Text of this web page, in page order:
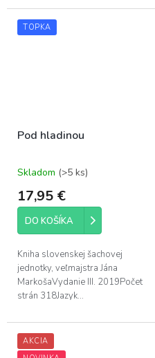
TOPKA
Pod hladinou
Priemerné
produktu
je
5,0
5
hviezdičiek.
Skladom (>5 ks)
17,95 €
DO KOŠÍKA
Kniha slovenskej šachovej
jednotky, veľmajstra Jána
MarkošaVydanie III. 2019Počet
strán 318Jazyk...
AKCIA